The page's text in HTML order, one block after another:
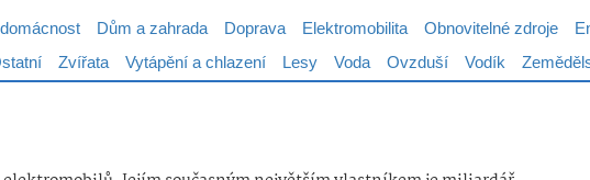
Dům a zahrada Doprava Elektromobilita Obnovitelné zdroje
Zvířata Vytápění a chlazení Lesy Voda Ovzduší Vodík